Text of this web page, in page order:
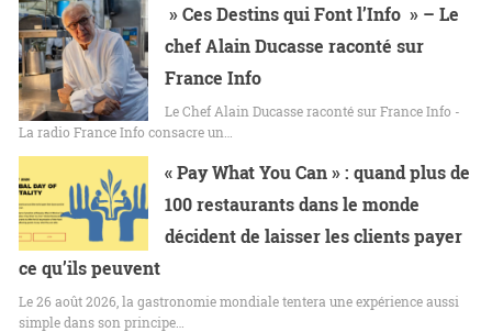
» Ces Destins qui Font l’Info » – Le
chef Alain Ducasse raconté sur
France Info
Le Chef Alain Ducasse raconté sur France Info -
La radio France Info consacre un…
« Pay What You Can » : quand plus de
100 restaurants dans le monde
décident de laisser les clients payer
ce qu’ils peuvent
Le 26 août 2026, la gastronomie mondiale tentera une expérience aussi
simple dans son principe…